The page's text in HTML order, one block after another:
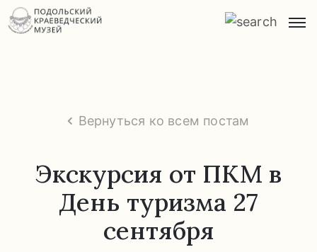
экскурсии
Вернуться ко всем постам
Экскурсия от ПКМ в
День туризма 27
сентября